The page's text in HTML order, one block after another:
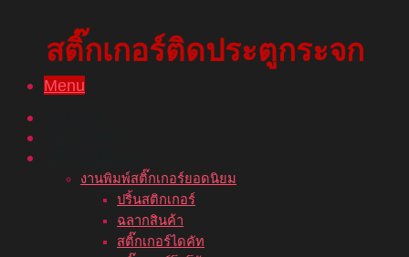
Menu
งานพิมพ์สติ๊กเกอร์ยอดนิยม
ปริ้นสติกเกอร์
ฉลากสินค้า
สติ๊กเกอร์ไดคัท
สติ๊กเกอร์ติดประตูกระจก